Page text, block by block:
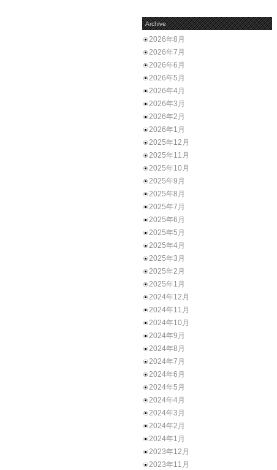
Archive
2026年8月
2026年7月
2026年6月
2026年5月
2026年4月
2026年3月
2026年2月
2026年1月
2025年12月
2025年11月
2025年10月
2025年9月
2025年8月
2025年7月
2025年6月
2025年5月
2025年4月
2025年3月
2025年2月
2025年1月
2024年12月
2024年11月
2024年10月
2024年9月
2024年8月
2024年7月
2024年6月
2024年5月
2024年4月
2024年3月
2024年2月
2024年1月
2023年12月
2023年11月